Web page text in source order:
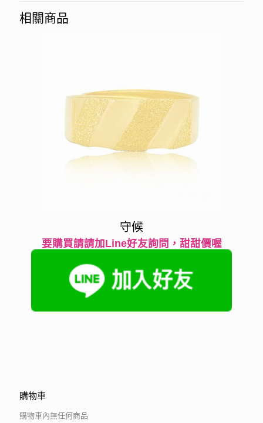
相關商品
守候
要購買請請加Line好友詢問，甜甜價喔
購物車
購物車內無任何商品